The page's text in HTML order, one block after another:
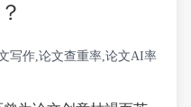
写作,论文查重率,论文AI率